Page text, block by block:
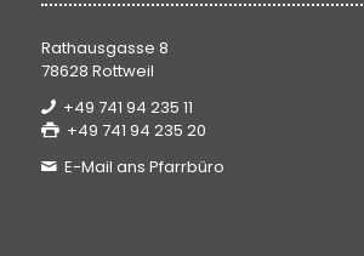
Rathausgasse 8
78628 Rottweil
+49 741 94 235 11
+49 741 94 235 20
E-Mail ans Pfarrbüro